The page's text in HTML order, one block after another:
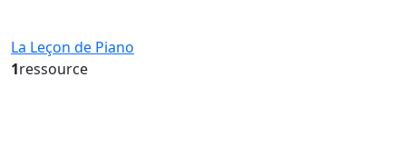
La Leçon de Piano
1ressource